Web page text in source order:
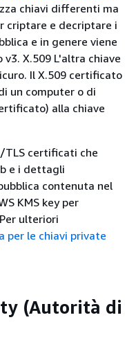
chiavi differenti ma
criptare e decriptare i
e in genere viene
X.509 L'altra chiave
Il X.509 certificato
un computer o di
alla chiave
TLS certificati che
e i dettagli
contenuta nel
KMS key per
ulteriori
per le chiavi private
(Autorità di